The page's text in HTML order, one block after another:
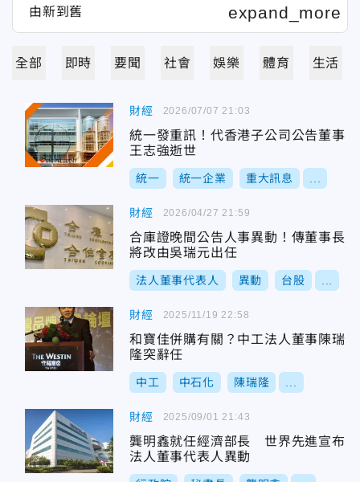
全部 即時 要聞 社會 娛樂 體育 生活
財經
統一發重訊！代香港子公司公告董事
王志強逝世
統一 統一企業 重大訊息
2026/07/07 21:03
財經
合庫證晚間公告人事異動！傳董事長
將改由吳瑞元出任
法人董事代表人 異動 台股
2026/04/27 21:59
財經
和寶佳併購有關？中工法人董事陳瑞
隆突辭任
中工 中石化 陳瑞隆
2025/11/19 22:58
財經
龔明鑫就任經濟部長 世界先進宣布
法人董事代表人異動
2025/09/01 21:43